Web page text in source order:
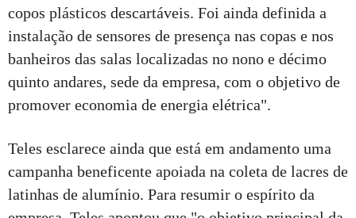
copos plásticos descartáveis. Foi ainda definida a
instalação de sensores de presença nas copas e nos
banheiros das salas localizadas no nono e décimo
quinto andares, sede da empresa, com o objetivo de
promover economia de energia elétrica".
Teles esclarece ainda que está em andamento uma
campanha beneficente apoiada na coleta de lacres de
latinhas de alumínio. Para resumir o espírito da